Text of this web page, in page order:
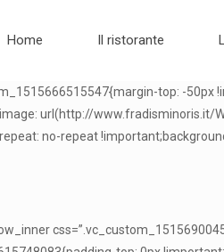
Home Il ristorante
top: -
url(http://
no-repeat